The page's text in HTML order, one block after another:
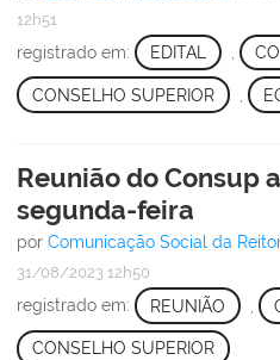
12h51
registrado em: EDITAL
CONSELHO SUPERIOR
Reunião do Consup
segunda-feira
por Comunicação Social da
31/08/2023 12h50
registrado em: REUNIÃO
CONSELHO SUPERIOR